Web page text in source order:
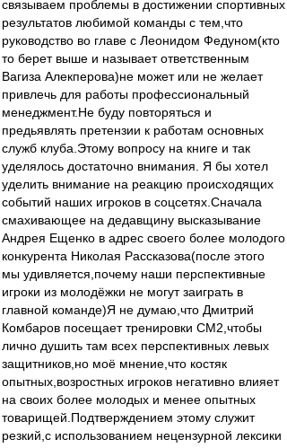
связываем проблемы в достижении спортивных
результатов любимой команды с тем,что
руководство во главе с Леонидом Федуном(кто
то берет выше и называет ответственным
Вагиза Алекперова)не может или не желает
привлечь для работы профессиональный
менеджмент.Не буду повторяться и
предьявлять претензии к работам основных
служб клуба.Этому вопросу на книге и так
уделялось достаточно внимания. Я бы хотел
уделить внимание на реакцию происходящих
событий наших игроков в соцсетях.Сначала
смахивающее на дедавщину высказывание
Андрея Ещенко в адрес своего более молодого
конкурента Николая Рассказова(после этого
мы удивляется,почему наши перспективные
игроки из молодёжки не могут заиграть в
главной команде)Я не думаю,что Дмитрий
Комбаров посещает тренировки СМ2,чтобы
лично душить там всех перспективных левых
защитников,но моё мнение,что костяк
опытных,возростных игроков негативно влияет
на своих более молодых и менее опытных
товарищей.Подтверждением этому служит
резкий,с использованием нецензурной лексики